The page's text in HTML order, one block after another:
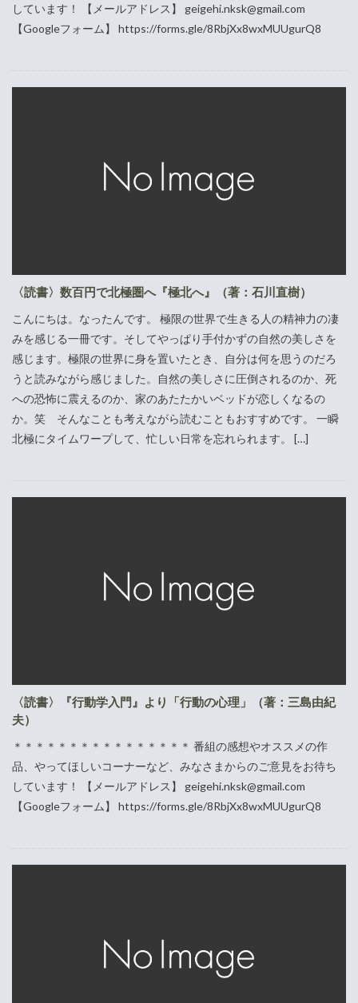
しています！ 【メールアドレス】 geigehi.nksk@gmail.com
【Googleフォーム】 https://forms.gle/8RbjXx8wxMUUgurQ8
〈読書〉数百円で北極圏へ『極北へ』（著：石川直樹）
こんにちは。なったんです。 極限の世界で生きる人の精神力の凄
みを感じる一冊です。そしてやっぱり手付かずの自然の美しさを
感じます。極限の世界に身を置いたとき、自分は何を思うのだろ
うと読みながら感じました。自然の美しさに圧倒されるのか、死
への恐怖に震えるのか、家のあたたかいベッドが恋しくなるの
か。笑 そんなことも考えながら読むこともおすすめです。 一瞬
北極にタイムワープして、忙しい日常を忘れられます。 […]
〈読書〉『行動学入門』より「行動の心理」（著：三島由紀
夫）
＊＊＊＊＊＊＊＊＊＊＊＊＊＊＊＊ 番組の感想やオススメの作
品、やってほしいコーナーなど、みなさまからのご意見をお待ち
しています！ 【メールアドレス】 geigehi.nksk@gmail.com
【Googleフォーム】 https://forms.gle/8RbjXx8wxMUUgurQ8